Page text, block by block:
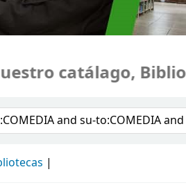
catálago,